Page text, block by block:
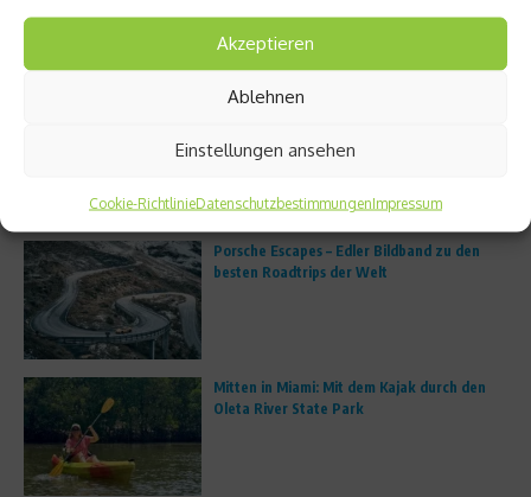
Akzeptieren
Ablehnen
Einstellungen ansehen
Cookie-RichtlinieDatenschutzbestimmungenImpressum
Porsche Escapes – Edler Bildband zu den
besten Roadtrips der Welt
Mitten in Miami: Mit dem Kajak durch den
Oleta River State Park